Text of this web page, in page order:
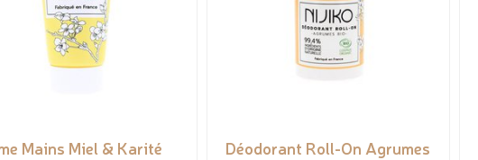
Mains Miel & Karité Déodorant Roll-On Agrumes